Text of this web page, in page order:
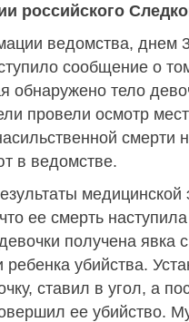
российского
ведомства, днем
сообщение о
обнаружено тело
провели осмотр
смерти
в ведомстве.
ее смерть
получена явка
убийства.
ставил в угол, а
ее убийство.